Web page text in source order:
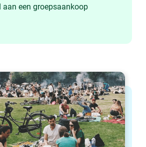
aan een groepsaankoop